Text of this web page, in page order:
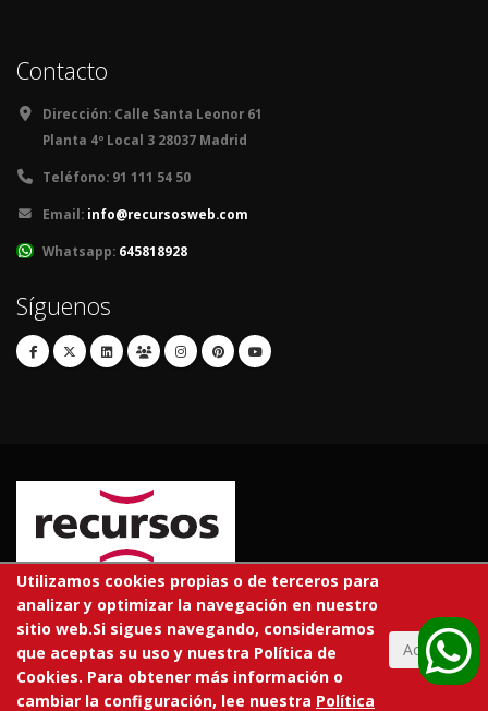
Contacto
Dirección: Calle Santa Leonor 61
Planta 4º Local 3 28037 Madrid
Teléfono: 91 111 54 50
Email: info@recursosweb.com
Whatsapp: 645818928
Síguenos
© 2026 RECURSOS EDUCATIVOS S.L.
Todos los derechos reservados.
En tu centro Tarifas Trabaja con nosotros Aviso legal
Utilizamos cookies propias o de terceros para
analizar y optimizar la navegación en nuestro
sitio web.Si sigues navegando, consideramos
que aceptas su uso y nuestra Política de
Cookies. Para obtener más información o
cambiar la configuración, lee nuestra Política
Aceptar